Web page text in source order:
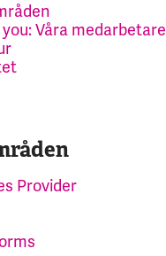
Våra medarbetare
Provider